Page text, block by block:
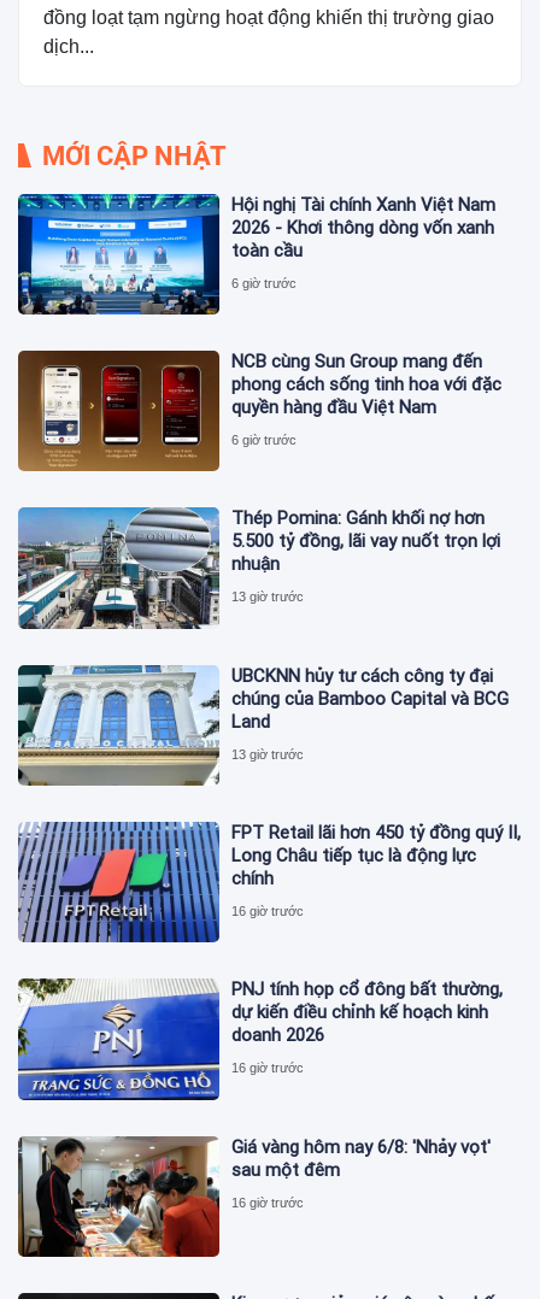
đồng loạt tạm ngừng hoạt động khiến thị trường giao
dịch...
MỚI CẬP NHẬT
Hội nghị Tài chính Xanh Việt Nam
2026 - Khơi thông dòng vốn xanh
toàn cầu
6 giờ trước
NCB cùng Sun Group mang đến
phong cách sống tinh hoa với đặc
quyền hàng đầu Việt Nam
6 giờ trước
Thép Pomina: Gánh khối nợ hơn
5.500 tỷ đồng, lãi vay nuốt trọn lợi
nhuận
13 giờ trước
UBCKNN hủy tư cách công ty đại
chúng của Bamboo Capital và BCG
Land
13 giờ trước
FPT Retail lãi hơn 450 tỷ đồng quý II,
Long Châu tiếp tục là động lực
chính
16 giờ trước
PNJ tính họp cổ đông bất thường,
dự kiến điều chỉnh kế hoạch kinh
doanh 2026
16 giờ trước
Giá vàng hôm nay 6/8: 'Nhảy vọt'
sau một đêm
16 giờ trước